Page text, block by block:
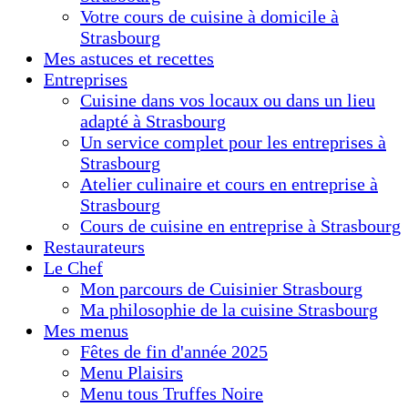
Votre cours de cuisine à domicile à
Strasbourg
Mes astuces et recettes
Entreprises
Cuisine dans vos locaux ou dans un lieu
adapté à Strasbourg
Un service complet pour les entreprises à
Strasbourg
Atelier culinaire et cours en entreprise à
Strasbourg
Cours de cuisine en entreprise à Strasbourg
Restaurateurs
Le Chef
Mon parcours de Cuisinier Strasbourg
Ma philosophie de la cuisine Strasbourg
Mes menus
Fêtes de fin d'année 2025
Menu Plaisirs
Menu tous Truffes Noire